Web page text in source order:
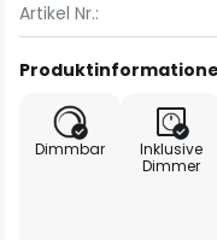
Artikel Nr.:
Dimmbar
Inklusive
Dimmer